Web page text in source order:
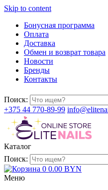
Skip to content
Бонусная программа
Оплата
Доставка
Обмен и возврат товара
Новости
Бренды
Контакты
Поиск:
+375 44 770-89-99
Каталог
Поиск:
0 0.00 BYN
Меню